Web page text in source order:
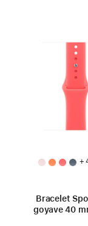
+
Bracelet
goyave 40